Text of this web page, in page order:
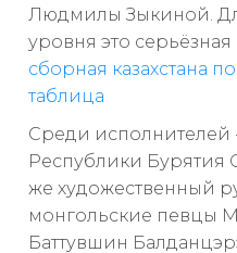
Людмилы Зыкиной.
уровня это серьёзная
сборная казахстана
таблица
Среди исполнителей
Республики Бурятия
же художественный
монгольские певцы
Баттувшин